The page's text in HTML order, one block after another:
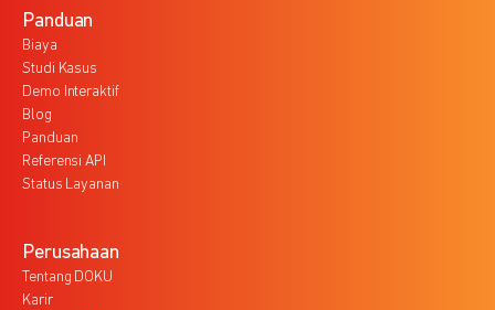
Panduan
Biaya
Studi Kasus
Demo Interaktif
Blog
Panduan
Referensi API
Status Layanan
Perusahaan
Tentang DOKU
Karir